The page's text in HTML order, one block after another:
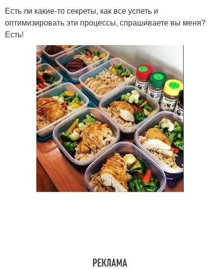
Есть ли какие-то секреты, как все успеть и
оптимизировать эти процессы, спрашиваете вы меня?
Есть!